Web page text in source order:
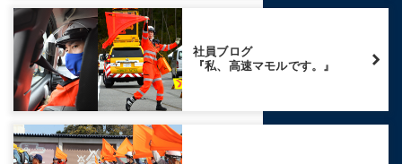
社員ブログ
『私、高速マモルです。』